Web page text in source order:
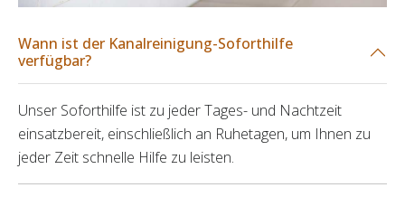
Wann ist der Kanalreinigung-Soforthilfe
verfügbar?
Unser Soforthilfe ist zu jeder Tages- und Nachtzeit
einsatzbereit, einschließlich an Ruhetagen, um Ihnen zu
jeder Zeit schnelle Hilfe zu leisten.